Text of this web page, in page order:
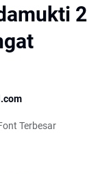
2
Terbesar